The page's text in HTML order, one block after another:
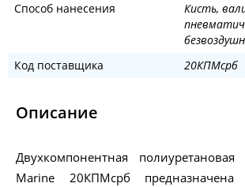
Способ нанесения
Кисть,
Код поставщика
20КПМсрб
Описание
Двухкомпонентная
Marine 20КПМсрб